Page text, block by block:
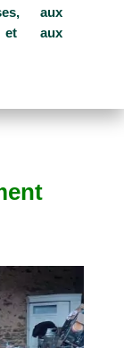
aux
et aux